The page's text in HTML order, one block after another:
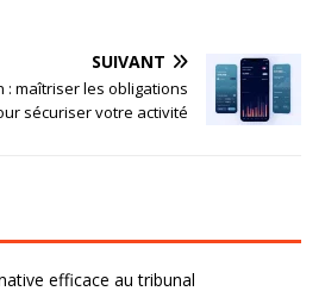
SUIVANT
: maîtriser les obligations
sécuriser votre activité
efficace au tribunal